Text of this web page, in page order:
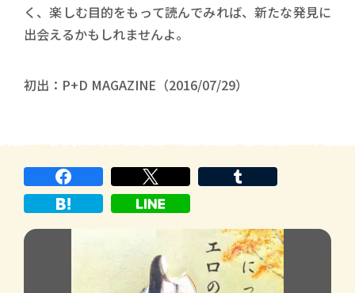
く、楽しむ目的をもって読んでみれば、新たな発見に
出会えるかもしれませんよ。
初出：P+D MAGAZINE（2016/07/29）